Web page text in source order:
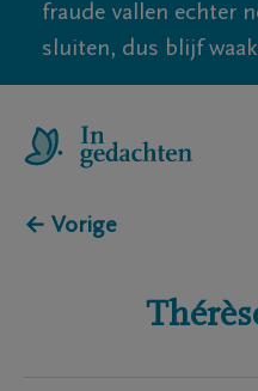
fraude vallen echter
sluiten, dus blijf
← Vorige